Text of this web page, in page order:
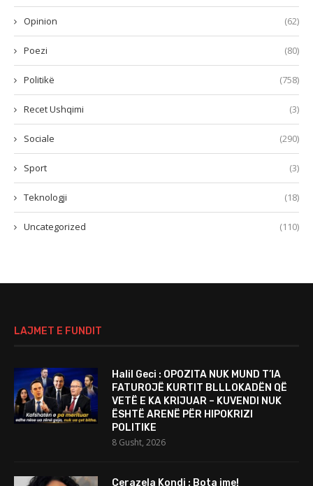
Opinion (62)
Poezi (80)
Politikë (758)
Recet Ushqimi (3)
Sociale (290)
Sport (3)
Teknologji (18)
Uncategorized (110)
LAJMET E FUNDIT
Halil Geci : OPOZITA NUK MUND T’IA
FATUROJË KURTIT BLLLOKADËN QË
VETË E KA KRIJUAR – KUVENDI NUK
ËSHTË ARENË PËR HIPOKRIZI
POLITIKE
8 Gusht, 2026
Çerazela Kondi : Bota ime!